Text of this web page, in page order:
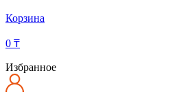
Корзина
0 ₸
Избранное